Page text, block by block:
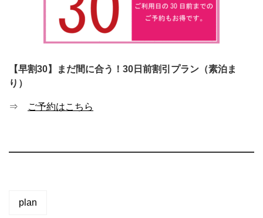
【早割30】まだ間に合う！30日前割引プラン（素泊ま
り）
⇒ ご予約はこちら
plan